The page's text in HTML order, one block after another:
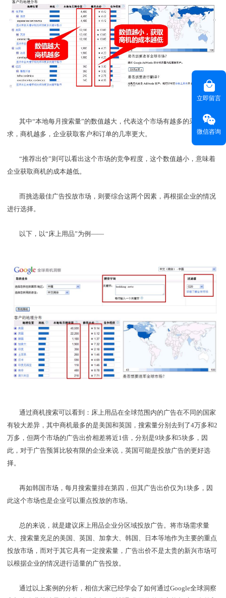
其中“本地每月搜索量”的数值越大，代表这个市场有越多的采购需
求，商机越多，企业获取客户和订单的几率更大。
“推荐出价”则可以看出这个市场的竞争程度，这个数值越小，意味着
企业获取商机的成本越低。
而挑选最佳广告投放市场，则要综合这两个因素，再根据企业的情况
进行选择。
以下，以“床上用品”为例——
通过商机搜索可以看到：床上用品在全球范围内的广告在不同的国家
有较大差异，其中商机最多的是美国和英国，搜索量分别去到了4万多和2
万多，但两个市场的广告出价相差将近1倍，分别是9块多和5块多，因
此，对于广告预算比较有限的企业来说，英国可能是投放广告的更好选
择。
再如韩国市场，每月搜索量排在第四，但其广告出价仅为1块多，因
此这个市场也是企业可以重点投放的市场。
总的来说，就是建议床上用品企业分区域投放广告。将市场需求量
大、搜索量充足的美国、英国、加拿大、韩国、日本等地作为主要的重点
投放市场，而对于其它具有一定搜索量，广告出价不是太贵的新兴市场可
以根据企业的情况进行适量的广告投放。
通过以上案例的分析，相信大家已经学会了如何通过Google全球洞察
立即留言
微信咨询